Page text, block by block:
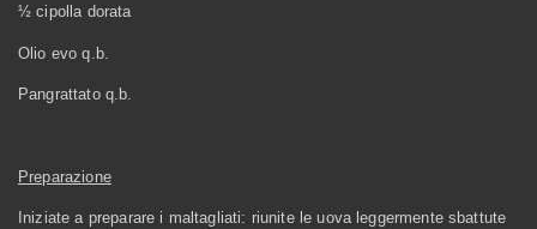
½ cipolla dorata
Olio evo q.b.
Pangrattato q.b.
Preparazione
Iniziate a preparare i maltagliati: riunite le uova leggermente sbattute